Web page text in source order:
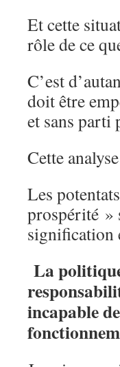
Et cette
rôle de ce
C’est
doit être
et sans parti
Cette
Les
prospérité »
signification
La
incapable